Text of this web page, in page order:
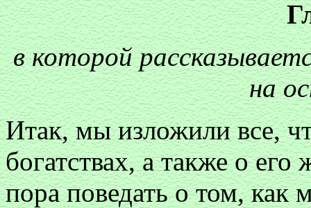
в которой
на
Итак, мы изложили все,
богатствах, а также о
пора поведать о том, как